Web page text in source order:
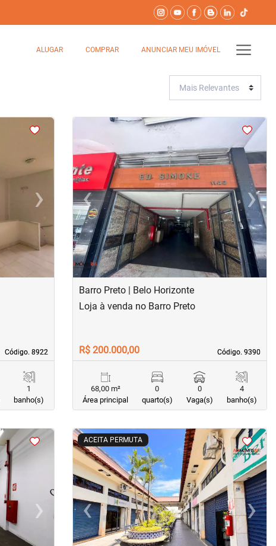
ALUGAR COMPRAR ANUNCIAR MEU IMÓVEL
›Next
Código. 8922
Código. 8922
1
banho(s)
‹Previous ›Next
Barro Preto | Belo Horizonte
Código. 9390
Código. 9390
Loja à venda no Barro Preto
R$ 200.000,00
68,00 m²
Área principal
0
quarto(s)
0
Vaga(s)
4
banho(s)
›Next
ACEITA PERMUTA
<<<<
‹Previous ›Next